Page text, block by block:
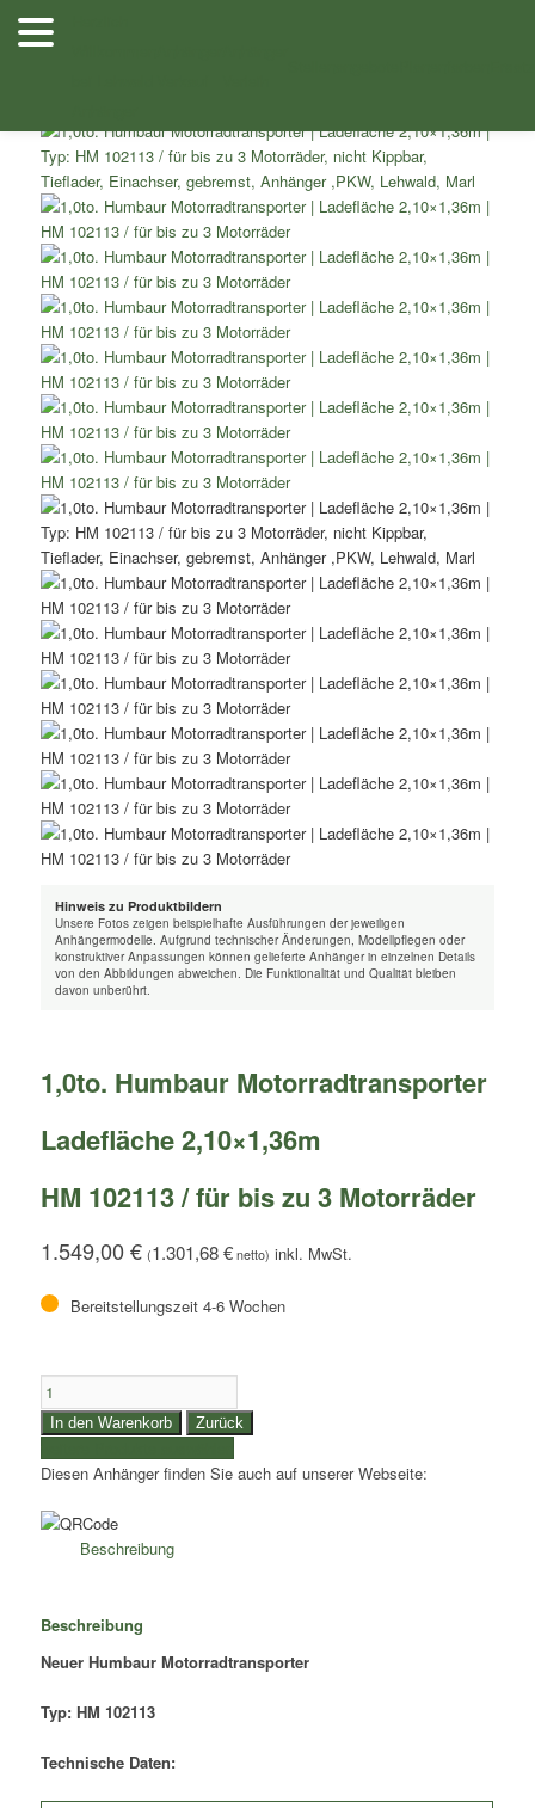
Zum
Inhalt
Shop
Hinweis zu Produktbildern
Unsere Fotos zeigen beispielhafte Ausführungen der jeweiligen
Anhängermodelle. Aufgrund technischer Änderungen, Modellpflegen oder
konstruktiver Anpassungen können gelieferte Anhänger in einzelnen Details
von den Abbildungen abweichen. Die Funktionalität und Qualität bleiben
davon unberührt.
1,0to. Humbaur Motorradtransporter
Ladefläche 2,10×1,36m
HM 102113 / für bis zu 3 Motorräder
1.549,00€ (1.301,68€ netto)
Bereitstellungszeit 4-6 Wochen
1,0to.
Humbaur
Motorradtransporter
|
Ladefläche
2,10×1,36m
|
für
bis
3
Menge
In den Warenkorb Zurück
Diesen Anhänger finden Sie auch auf unserer Webseite:
Beschreibung
Beschreibung
Neuer Humbaur Motorradtransporter
Typ: HM 102113
Technische Daten: